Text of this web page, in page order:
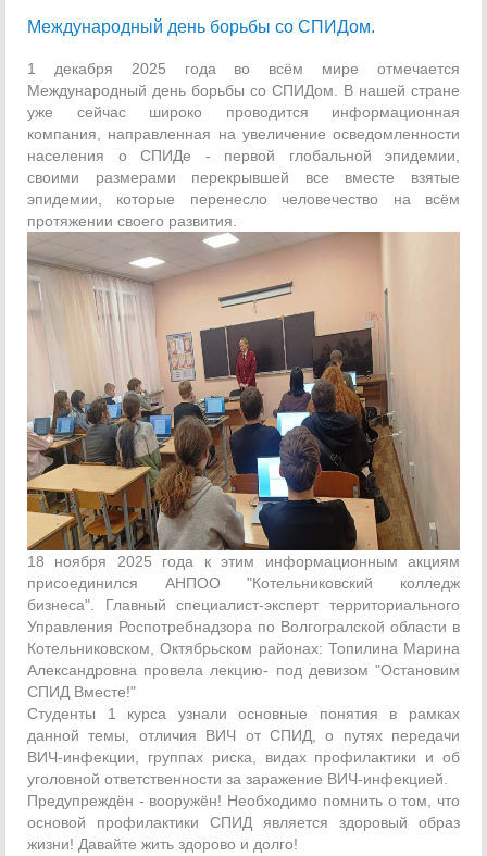
Международный день борьбы со СПИДом.
1 декабря 2025 года во всём мире отмечается
Международный день борьбы со СПИДом. В нашей стране
уже сейчас широко проводится информационная
компания, направленная на увеличение осведомленности
населения о СПИДе - первой глобальной эпидемии,
своими размерами перекрывшей все вместе взятые
эпидемии, которые перенесло человечество на всём
протяжении своего развития.
18 ноября 2025 года к этим информационным акциям
присоединился АНПОО "Котельниковский колледж
бизнеса". Главный специалист-эксперт территориального
Управления Роспотребнадзора по Волгогралской области в
Котельниковском, Октябрьском районах: Топилина Марина
Александровна провела лекцию- под девизом "Остановим
СПИД Вместе!"
Студенты 1 курса узнали основные понятия в рамках
данной темы, отличия ВИЧ от СПИД, о путях передачи
ВИЧ-инфекции, группах риска, видах профилактики и об
уголовной ответственности за заражение ВИЧ-инфекцией.
Предупреждён - вооружён! Необходимо помнить о том, что
основой профилактики СПИД является здоровый образ
жизни! Давайте жить здорово и долго!